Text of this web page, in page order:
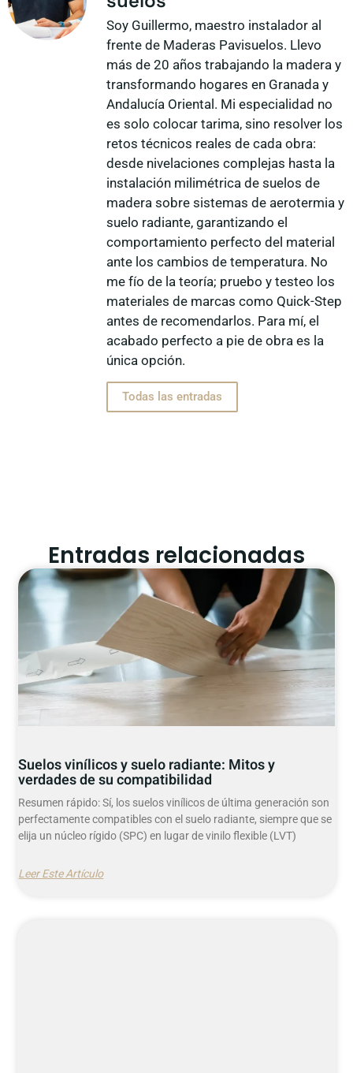
Soy Guillermo, maestro instalador al
frente de Maderas Pavisuelos. Llevo
más de 20 años trabajando la madera y
transformando hogares en Granada y
Andalucía Oriental. Mi especialidad no
es solo colocar tarima, sino resolver los
retos técnicos reales de cada obra:
desde nivelaciones complejas hasta la
instalación milimétrica de suelos de
madera sobre sistemas de aerotermia y
suelo radiante, garantizando el
comportamiento perfecto del material
ante los cambios de temperatura. No
me fío de la teoría; pruebo y testeo los
materiales de marcas como Quick-Step
antes de recomendarlos. Para mí, el
acabado perfecto a pie de obra es la
única opción.
Todas las entradas
Entradas relacionadas
Suelos vinílicos y suelo radiante: Mitos y
verdades de su compatibilidad
Resumen rápido: Sí, los suelos vinílicos de última generación son
perfectamente compatibles con el suelo radiante, siempre que se
elija un núcleo rígido (SPC) en lugar de vinilo flexible (LVT)
Leer Este Artículo